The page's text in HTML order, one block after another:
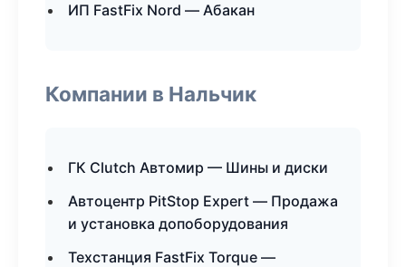
ИП FastFix Nord — Абакан
Компании в Нальчик
ГК Clutch Автомир — Шины и диски
Автоцентр PitStop Expert — Продажа
и установка допоборудования
Техстанция FastFix Torque —